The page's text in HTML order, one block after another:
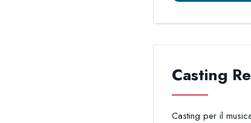
Casting
Casting per il